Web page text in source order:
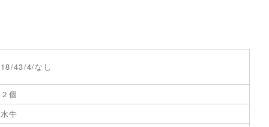
18/43/4/なし
２個
水牛